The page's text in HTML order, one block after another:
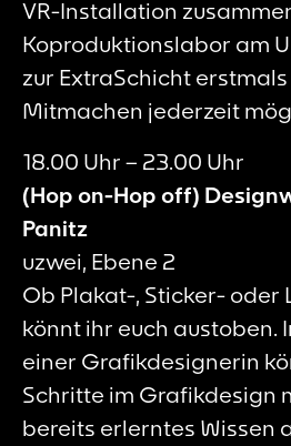
VR-Installation
Koproduktionslabor am
zur ExtraSchicht
Mitmachen jederzeit
18.00 Uhr – 23.00 Uhr
(Hop on-Hop off)
Panitz
uzwei, Ebene 2
Ob Plakat-, Sticker- oder
könnt ihr euch austoben.
einer Grafikdesignerin
Schritte im Grafikdesign
bereits erlerntes Wissen